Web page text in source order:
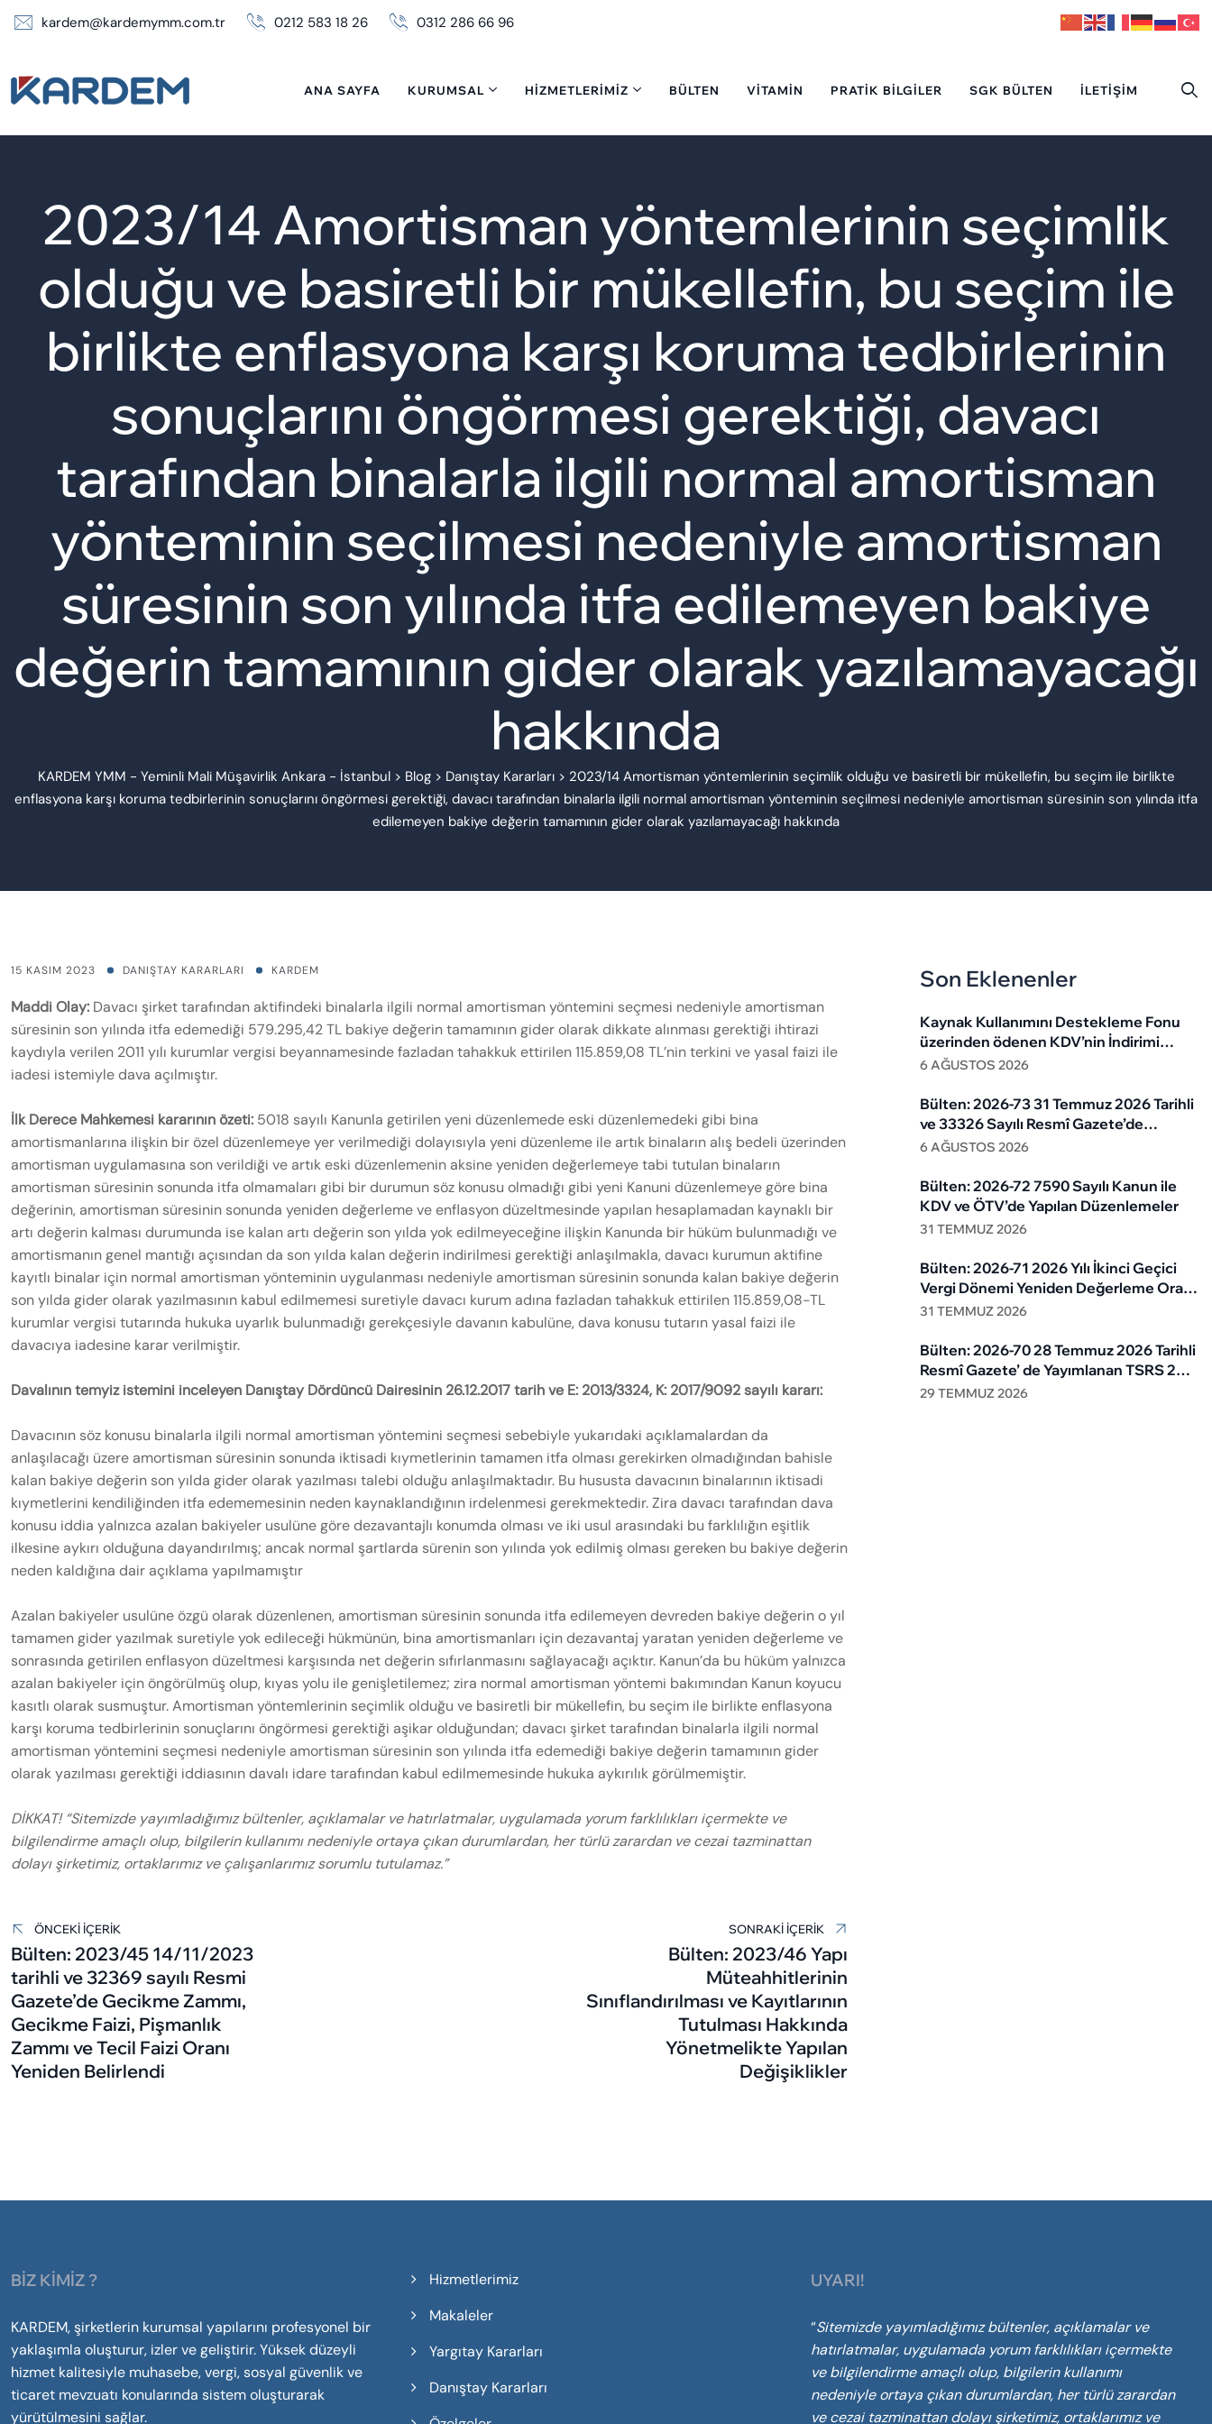
kardem@kardemymm.com.tr 0212 583 18 26 0312 286 66 96
ANA SAYFA KURUMSAL HIZMETLERIMIZ BÜLTEN VITAMIN PRATIK BILGILER SGK BÜLTEN İLETIŞIM
2023/14 Amortisman yöntemlerinin seçimlik
olduğu ve basiretli bir mükellefin, bu seçim ile
birlikte enflasyona karşı koruma tedbirlerinin
sonuçlarını öngörmesi gerektiği, davacı
tarafından binalarla ilgili normal amortisman
yönteminin seçilmesi nedeniyle amortisman
süresinin son yılında itfa edilemeyen bakiye
değerin tamamının gider olarak yazılamayacağı
hakkında
KARDEM YMM - Yeminli Mali Müşavirlik Ankara - İstanbul> Blog> Danıştay Kararları> 2023/14 Amortisman yöntemlerinin seçimlik olduğu ve basiretli bir mükellefin, bu seçim ile birlikte
enflasyona karşı koruma tedbirlerinin sonuçlarını öngörmesi gerektiği, davacı tarafından binalarla ilgili normal amortisman yönteminin seçilmesi nedeniyle amortisman süresinin son yılında itfa
edilemeyen bakiye değerin tamamının gider olarak yazılamayacağı hakkında
15 KASIM 2023 DANIŞTAY KARARLARI KARDEM
Maddi Olay: Davacı şirket tarafından aktifindeki binalarla ilgili normal amortisman yöntemini seçmesi nedeniyle amortisman
süresinin son yılında itfa edemediği 579.295,42 TL bakiye değerin tamamının gider olarak dikkate alınması gerektiği ihtirazi
kaydıyla verilen 2011 yılı kurumlar vergisi beyannamesinde fazladan tahakkuk ettirilen 115.859,08 TL’nin terkini ve yasal faizi ile
iadesi istemiyle dava açılmıştır.
İlk Derece Mahkemesi kararının özeti: 5018 sayılı Kanunla getirilen yeni düzenlemede eski düzenlemedeki gibi bina
amortismanlarına ilişkin bir özel düzenlemeye yer verilmediği dolayısıyla yeni düzenleme ile artık binaların alış bedeli üzerinden
amortisman uygulamasına son verildiği ve artık eski düzenlemenin aksine yeniden değerlemeye tabi tutulan binaların
amortisman süresinin sonunda itfa olmamaları gibi bir durumun söz konusu olmadığı gibi yeni Kanuni düzenlemeye göre bina
değerinin, amortisman süresinin sonunda yeniden değerleme ve enflasyon düzeltmesinde yapılan hesaplamadan kaynaklı bir
artı değerin kalması durumunda ise kalan artı değerin son yılda yok edilmeyeceğine ilişkin Kanunda bir hüküm bulunmadığı ve
amortismanın genel mantığı açısından da son yılda kalan değerin indirilmesi gerektiği anlaşılmakla, davacı kurumun aktifine
kayıtlı binalar için normal amortisman yönteminin uygulanması nedeniyle amortisman süresinin sonunda kalan bakiye değerin
son yılda gider olarak yazılmasının kabul edilmemesi suretiyle davacı kurum adına fazladan tahakkuk ettirilen 115.859,08-TL
kurumlar vergisi tutarında hukuka uyarlık bulunmadığı gerekçesiyle davanın kabulüne, dava konusu tutarın yasal faizi ile
davacıya iadesine karar verilmiştir.
Davalının temyiz istemini inceleyen Danıştay Dördüncü Dairesinin 26.12.2017 tarih ve E: 2013/3324, K: 2017/9092 sayılı kararı:
Davacının söz konusu binalarla ilgili normal amortisman yöntemini seçmesi sebebiyle yukarıdaki açıklamalardan da
anlaşılacağı üzere amortisman süresinin sonunda iktisadi kıymetlerinin tamamen itfa olması gerekirken olmadığından bahisle
kalan bakiye değerin son yılda gider olarak yazılması talebi olduğu anlaşılmaktadır. Bu hususta davacının binalarının iktisadi
kıymetlerini kendiliğinden itfa edememesinin neden kaynaklandığının irdelenmesi gerekmektedir. Zira davacı tarafından dava
konusu iddia yalnızca azalan bakiyeler usulüne göre dezavantajlı konumda olması ve iki usul arasındaki bu farklılığın eşitlik
ilkesine aykırı olduğuna dayandırılmış; ancak normal şartlarda sürenin son yılında yok edilmiş olması gereken bu bakiye değerin
neden kaldığına dair açıklama yapılmamıştır
Azalan bakiyeler usulüne özgü olarak düzenlenen, amortisman süresinin sonunda itfa edilemeyen devreden bakiye değerin o yıl
tamamen gider yazılmak suretiyle yok edileceği hükmünün, bina amortismanları için dezavantaj yaratan yeniden değerleme ve
sonrasında getirilen enflasyon düzeltmesi karşısında net değerin sıfırlanmasını sağlayacağı açıktır. Kanun’da bu hüküm yalnızca
azalan bakiyeler için öngörülmüş olup, kıyas yolu ile genişletilemez; zira normal amortisman yöntemi bakımından Kanun koyucu
kasıtlı olarak susmuştur. Amortisman yöntemlerinin seçimlik olduğu ve basiretli bir mükellefin, bu seçim ile birlikte enflasyona
karşı koruma tedbirlerinin sonuçlarını öngörmesi gerektiği aşikar olduğundan; davacı şirket tarafından binalarla ilgili normal
amortisman yöntemini seçmesi nedeniyle amortisman süresinin son yılında itfa edemediği bakiye değerin tamamının gider
olarak yazılması gerektiği iddiasının davalı idare tarafından kabul edilmemesinde hukuka aykırılık görülmemiştir.
DİKKAT! “Sitemizde yayımladığımız bültenler, açıklamalar ve hatırlatmalar, uygulamada yorum farklılıkları içermekte ve
bilgilendirme amaçlı olup, bilgilerin kullanımı nedeniyle ortaya çıkan durumlardan, her türlü zarardan ve cezai tazminattan
dolayı şirketimiz, ortaklarımız ve çalışanlarımız sorumlu tutulamaz.”
gezinmesi
ÖNCEKI İÇERIK
Bülten: 2023/45 14/11/2023
tarihli ve 32369 sayılı Resmi
Gazete’de Gecikme Zammı,
Gecikme Faizi, Pişmanlık
Zammı ve Tecil Faizi Oranı
Yeniden Belirlendi
SONRAKI İÇERIK
Bülten: 2023/46 Yapı
Müteahhitlerinin
Sınıflandırılması ve Kayıtlarının
Tutulması Hakkında
Yönetmelikte Yapılan
Değişiklikler
Son Eklenenler
Kaynak Kullanımını Destekleme Fonu
üzerinden ödenen KDV’nin İndirimi
Mümkün mü?
6 AĞUSTOS 2026
Bülten: 2026-73 31 Temmuz 2026 Tarihli
ve 33326 Sayılı Resmî Gazete’de
Yayımlanan 594 Sıra No.Lu Vergi Usul
6 AĞUSTOS 2026
Bülten: 2026-72 7590 Sayılı Kanun ile
KDV ve ÖTV’de Yapılan Düzenlemeler
31 TEMMUZ 2026
Bülten: 2026-71 2026 Yılı İkinci Geçici
Vergi Dönemi Yeniden Değerleme Oranı
%11,51 Olarak Belirlendi
31 TEMMUZ 2026
Bülten: 2026-70 28 Temmuz 2026 Tarihli
Resmî Gazete’ de Yayımlanan TSRS 2
(Sera Gazı Emisyonlarının Açıklanması)
29 TEMMUZ 2026
BİZ KİMİZ ?
KARDEM, şirketlerin kurumsal yapılarını profesyonel bir
yaklaşımla oluşturur, izler ve geliştirir. Yüksek düzeyli
hizmet kalitesiyle muhasebe, vergi, sosyal güvenlik ve
ticaret mevzuatı konularında sistem oluşturarak
yürütülmesini sağlar.
Hizmetlerimiz
Makaleler
Yargıtay Kararları
Danıştay Kararları
UYARI!
“Sitemizde yayımladığımız bültenler, açıklamalar ve
hatırlatmalar, uygulamada yorum farklılıkları içermekte
ve bilgilendirme amaçlı olup, bilgilerinkullanımı
nedeniyle ortaya çıkan durumlardan, her türlü zarardan
ve cezai tazminattan dolayı şirketimiz, ortaklarımız ve